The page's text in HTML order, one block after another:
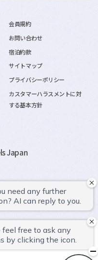
会員規約
お問い合わせ
宿泊約款
サイトマップ
プライバシーポリシー
カスタマーハラスメントに対
する基本方針
Japan